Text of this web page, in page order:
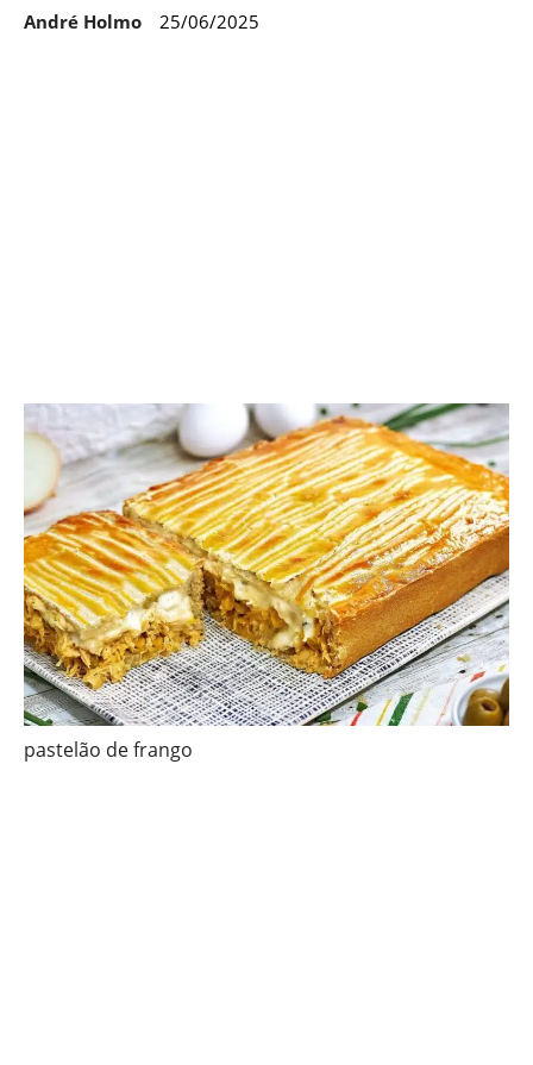
André Holmo 25/06/2025
pastelão de frango